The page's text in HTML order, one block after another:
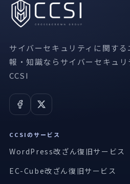
サイバーセキュリティに関する
報・知識ならサイバーセキュリ
CCSI
CCSIのサービス
WordPress改ざん復旧サービス
EC-Cube改ざん復旧サービス